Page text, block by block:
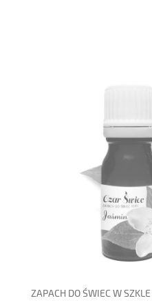
ZAPACH DO ŚWIEC W
powiadom